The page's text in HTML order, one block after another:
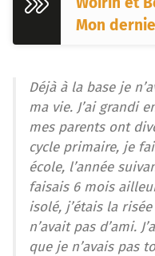
Mon
Déjà à la base je
ma vie. J’ai grandi
mes parents ont
cycle primaire, je
école, l’année
faisais 6 mois
isolé, j’étais la
n’avait pas d’ami.
que je n’avais pas